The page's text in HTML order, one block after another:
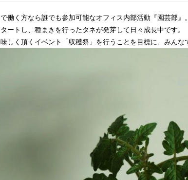
働く方なら誰でも参加可能なオフィス内部活動『園芸部』。
ートし、種まきを行ったタネが発芽して日々成長中です。